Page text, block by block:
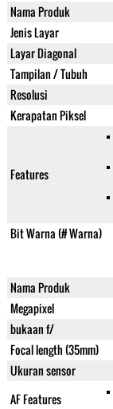
Nama Produk
Jenis Layar
Layar Diagonal
Tampilan / Tubuh
Resolusi
Kerapatan Piksel
Features
Bit Warna (# Warna)
Nama Produk
Megapixel
bukaan f/
Focal length (35mm)
Ukuran sensor
AF Features